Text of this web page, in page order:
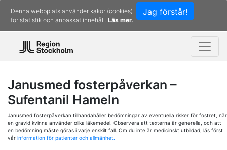
Jag förstår!
Denna webbplats använder kakor (cookies)
för statistik och anpassat innehåll. Läs mer.
Janusmed fosterpåverkan –
Sufentanil Hameln
Janusmed fosterpåverkan tillhandahåller bedömningar av eventuella risker för fostret, när
en gravid kvinna använder olika läkemedel. Observera att texterna är generella, och att
en bedömning måste göras i varje enskilt fall. Om du inte är medicinskt utbildad, läs först
vår information för patienter och allmänhet.